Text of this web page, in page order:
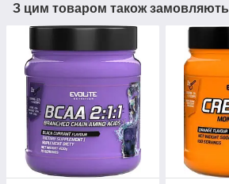
З цим товаром також замовляють